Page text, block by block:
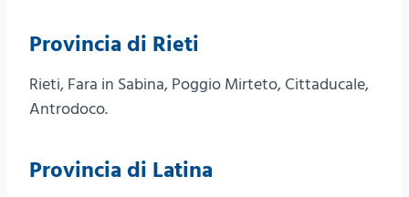
Provincia di Rieti
Rieti, Fara in Sabina, Poggio Mirteto, Cittaducale,
Antrodoco.
Provincia di Latina